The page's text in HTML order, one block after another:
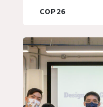
約第26次締約國
2021年的
施。台灣青年氣
前後也是...
COP26